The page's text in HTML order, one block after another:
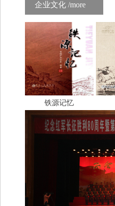
企业文化 /more
铁源记忆